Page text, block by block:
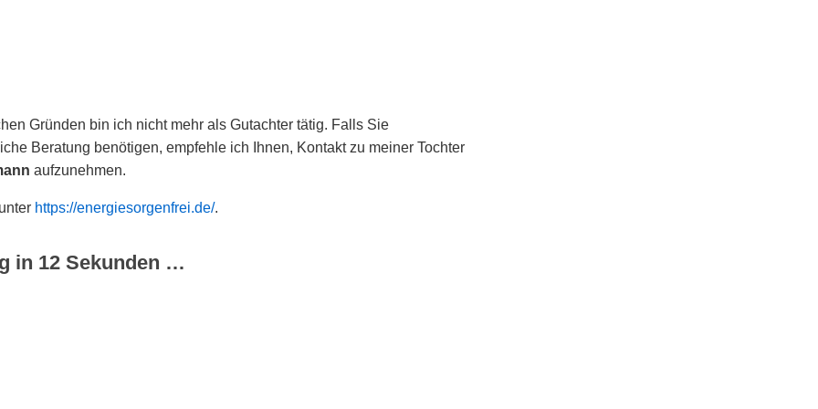
Gründen bin ich nicht mehr als Gutachter tätig. Falls Sie
Beratung benötigen, empfehle ich Ihnen, Kontakt zu meiner Tochter
aufzunehmen.
https://energiesorgenfrei.de/.
in 12 Sekunden …